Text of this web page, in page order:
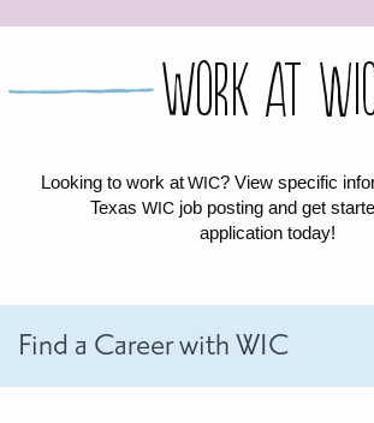
ALIMENTOS Y RECETAS
CÓMO COMPRAR LOS ALIMENTOS DE WIC
PAQUETES DE ALIMENTOS
TARJETA DE WIC DE TEXAS
WIC BENEFITS FOR YOUR BABYWork at
Looking to work at WIC? View specific
Texas WIC job posting and get
application today!
Find a Career with WIC